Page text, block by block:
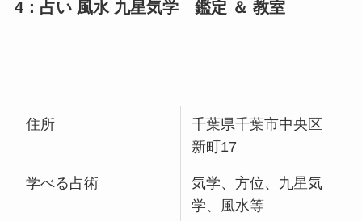
4： 占い 風水 九星気学 鑑定 ＆ 教室
住所
千葉県千葉市中央区
新町17
学べる占術
気学、方位、九星気
学、風水等